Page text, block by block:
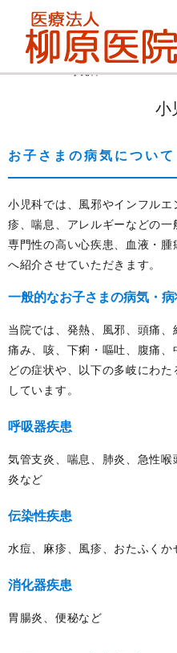
HOME 小児科
小
お子さまの病気について
小児科では、風邪やインフル
疹、喘息、アレルギーなどの一
専門性の高い心疾患、血液・
へ紹介させていただきます。
一般的なお子さまの病気・病
当院では、発熱、風邪、頭痛
痛み、咳、下痢・嘔吐、腹痛
どの症状や、以下の多岐にわ
しています。
呼吸器疾患
気管支炎、喘息、肺炎、急性
炎など
伝染性疾患
水痘、麻疹、風疹、おたふくか
消化器疾患
胃腸炎、便秘など